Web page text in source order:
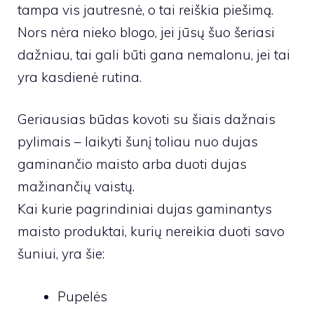
tampa vis jautresnė, o tai reiškia piešimą.
Nors nėra nieko blogo, jei jūsų šuo šeriasi
dažniau, tai gali būti gana nemalonu, jei tai
yra kasdienė rutina.
Geriausias būdas kovoti su šiais dažnais
pylimais – laikyti šunį toliau nuo dujas
gaminančio maisto arba duoti dujas
mažinančių vaistų.
Kai kurie pagrindiniai dujas gaminantys
maisto produktai, kurių nereikia duoti savo
šuniui, yra šie:
Pupelės